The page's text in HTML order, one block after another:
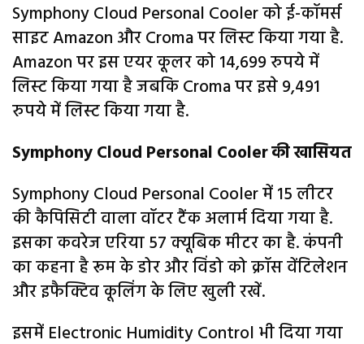
Symphony Cloud Personal Cooler को ई-कॉमर्स
साइट Amazon और Croma पर लिस्ट किया गया है.
Amazon पर इस एयर कूलर को 14,699 रुपये में
लिस्ट किया गया है जबकि Croma पर इसे 9,491
रुपये में लिस्ट किया गया है.
Symphony Cloud Personal Cooler की खासियत
Symphony Cloud Personal Cooler में 15 लीटर
की कैपिसिटी वाला वॉटर टैंक अलार्म दिया गया है.
इसका कवरेज एरिया 57 क्यूबिक मीटर का है. कंपनी
का कहना है रूम के डोर और विंडो को क्रॉस वेंटिलेशन
और इफैक्टिव कूलिंग के लिए खुली रखें.
इसमें Electronic Humidity Control भी दिया गया